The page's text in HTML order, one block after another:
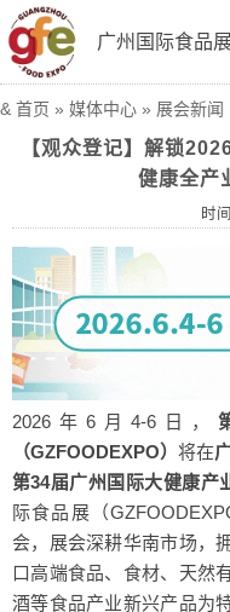
广州国际食品
& 首页 » 媒体中心 » 展会新闻
【观众登记】解锁
健康全产
时间
2026年6月4-6日，
（GZFOODEXPO）将在
第34届广州国际大健康产
际食品展（
会，展会深耕华南市场，
口高端食品、食材、天然
酒等食品产业新兴产品为